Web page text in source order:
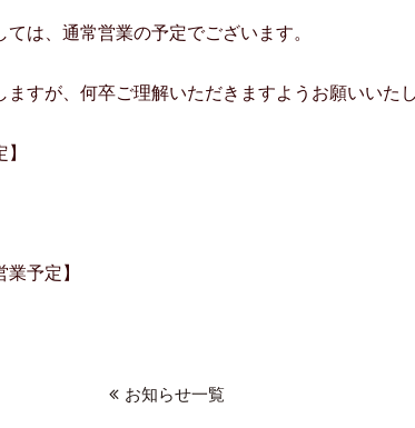
は、通常営業の予定でございます。
すが、何卒ご理解いただきますようお願いいたし
予定】
お知らせ一覧